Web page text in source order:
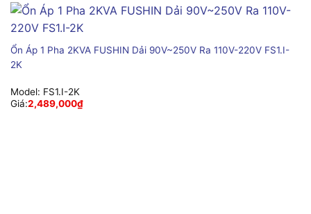
Ổn Áp 1 Pha 2KVA FUSHIN Dải 90V~250V Ra 110V-220V FS1.I-
2K
Model: FS1.I-2K
Giá:2,489,000₫